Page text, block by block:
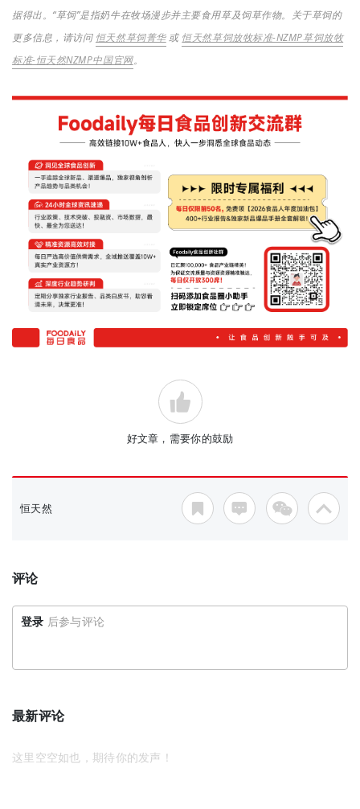
据得出。 “草饲”是指奶牛在牧场漫步并主要食用草及饲草作物。
关于草饲的
更多信息，请访问 恒天然草饲菁华或 恒天然草饲放牧标准-NZMP草饲放牧
标准-恒天然NZMP中国官网。
好文章，需要你的鼓励
恒天然
评论
登录 后参与评论
最新评论
这里空空如也，期待你的发声！